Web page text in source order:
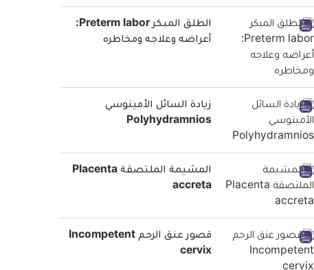
الطلق المبكر Preterm labor:
أعراضه وعلاجه ومخاطره
زيادة السائل الأمينوسي
Polyhydramnios
المشيمة الملتصقة Placenta
accreta
قصور عنق الرحم Incompetent
cervix